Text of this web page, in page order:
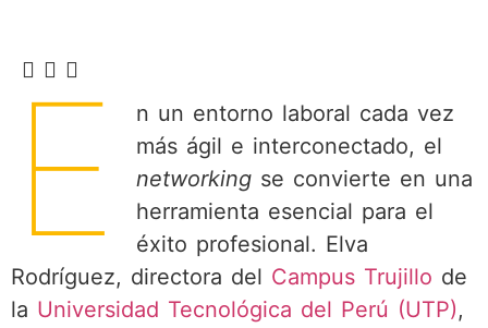
E
n un entorno laboral cada vez
más ágil e interconectado, el
networkingse convierte en una
herramienta esencial para el
éxito profesional. Elva
Rodríguez, directora del Campus Trujillo de
la Universidad Tecnológica del Perú (UTP),